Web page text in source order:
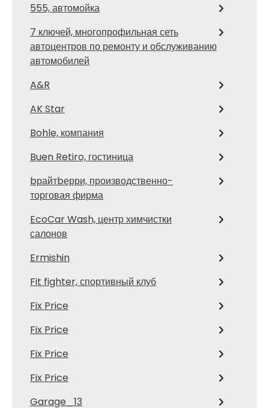
555, автомойка
7 ключей, многопрофильная сеть
автоцентров по ремонту и обслуживанию
автомобилей
A&R
AK Star
Bohle, компания
Buen Retiro, гостиница
bрайтbерри, производственно-
торговая фирма
EcoCar Wash, центр химчистки
салонов
Ermishin
Fit fighter, спортивный клуб
Fix Price
Fix Price
Fix Price
Fix Price
Garage_13